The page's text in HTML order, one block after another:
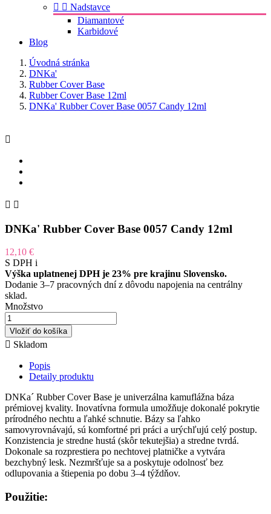
  Nadstavce
Diamantové
Karbidové
Blog
Úvodná stránka
DNKa'
Rubber Cover Base
Rubber Cover Base 12ml
DNKa' Rubber Cover Base 0057 Candy 12ml

 
DNKa' Rubber Cover Base 0057 Candy 12ml
12,10 €
S DPH i
Výška uplatnenej DPH je 23% pre krajinu Slovensko.
Dodanie 3–7 pracovných dní z dôvodu napojenia na centrálny
sklad.
Množstvo
Vložiť do košíka
 Skladom
Popis
Detaily produktu
DNKa´ Rubber Cover Base je univerzálna kamuflážna báza
prémiovej kvality. Inovatívna formula umožňuje dokonalé pokrytie
prírodného nechtu a ľahké schnutie. Bázy sa ľahko
samovyrovnávajú, sú komfortné pri práci a urýchľujú celý postup.
Konzistencia je stredne hustá (skôr tekutejšia) a stredne tvrdá.
Dokonale sa rozprestiera po nechtovej platničke a vytvára
bezchybný lesk. Nezmršťuje sa a poskytuje odolnosť bez
odlupovania a štiepenia po dobu 3–4 týždňov.
Použitie: